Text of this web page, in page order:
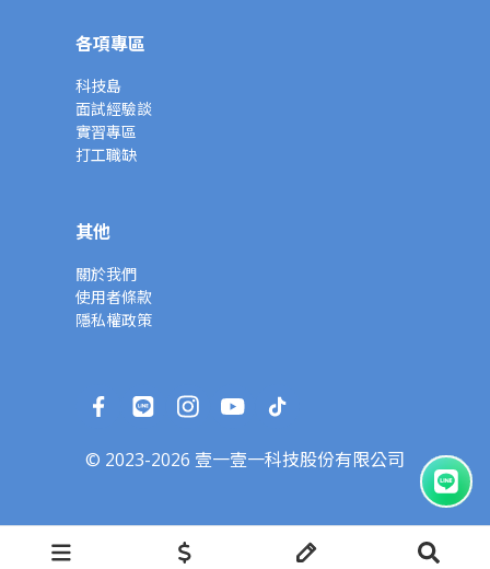
各項專區
科技島
面試經驗談
實習專區
打工職缺
其他
關於我們
使用者條款
隱私權政策
© 2023-2026 壹一壹一科技股份有限公司